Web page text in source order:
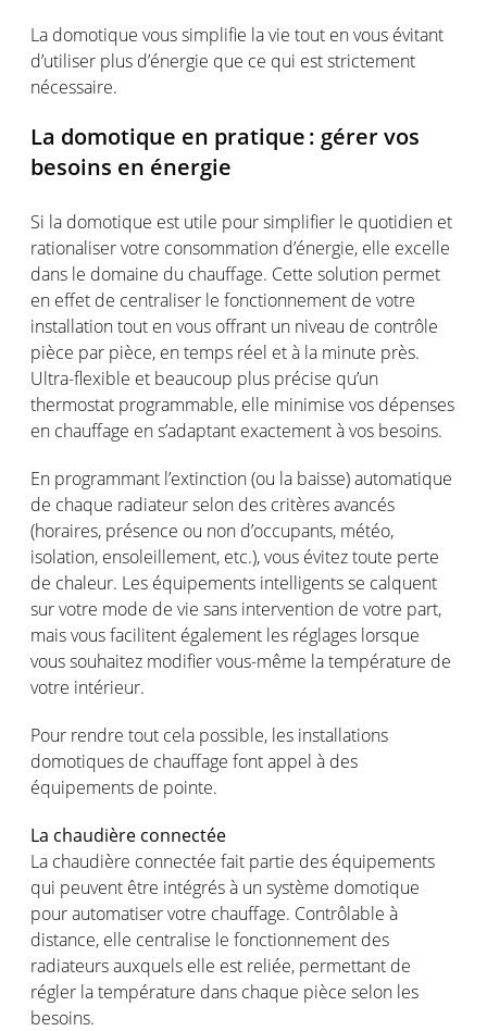
La domotique voussimplifie la vie tout envous évitant
d’utiliser plus d’énergie que ce qui eststrictement
nécessaire.
La domotique en pratique : gérervos
besoins en énergie
Si la domotique est utile pour simplifier le quotidien et
rationaliservotre consommation d’énergie, elle excelle
dans le domaine du chauffage. Cette solution permet
en effet de centraliser le fonctionnement de votre
installation tout envous offrant un niveau de contrôle
pièce par pièce, entemps réel et à la minute près.
Ultra-flexible et beaucoup plus précise qu’un
thermostat programmable, elle minimise vos dépenses
en chauffage ens’adaptant exactementàvos besoins.
En programmant l’extinction(ou la baisse)automatique
de chaque radiateurselon des critèresavancés
(horaires, présence ou non d’occupants, météo,
isolation, ensoleillement, etc.),vous éviteztoute perte
de chaleur. Les équipements intelligentsse calquent
survotre mode de vie sans intervention de votre part,
maisvousfacilitent également les réglages lorsque
voussouhaitez modifiervous-même latempérature de
votre intérieur.
Pour rendre tout cela possible, les installations
domotiques de chauffage fontappel à des
équipements de pointe.
La chaudière connectée
La chaudière connectée fait partie des équipements
qui peuvent être intégrésà unsystème domotique
pourautomatiservotre chauffage. Contrôlable à
distance, elle centralise le fonctionnement des
radiateursauxquels elle est reliée, permettant de
régler latempérature dans chaque pièce selon les
besoins.